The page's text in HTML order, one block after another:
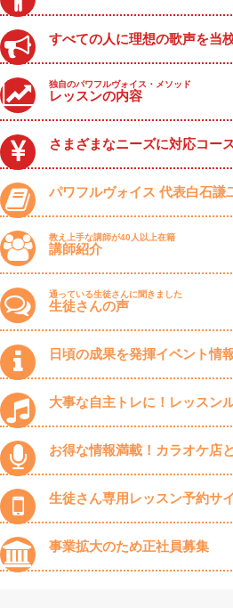
すべての人に理想の歌声を当
独自のパワフルヴォイス・メソッド
レッスンの内容
さまざまなニーズに対応コー
パワフルヴォイス 代表白石謙
教え上手な講師が40人以上在籍
講師紹介
通っている生徒さんに聞きました
生徒さんの声
日頃の成果を発揮イベント情
大事な自主トレに！レッスン
お得な情報満載！カラオケ店
生徒さん専用レッスン予約サ
事業拡大のため正社員募集